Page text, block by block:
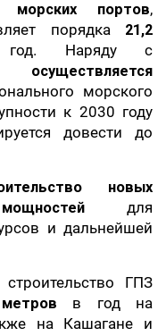
морских портов,
порядка 21,2
Наряду с
осуществляется
морского
к 2030 году
довести до
новых
для
и дальнейшей
ГПЗ
в год на
на Кашагане и